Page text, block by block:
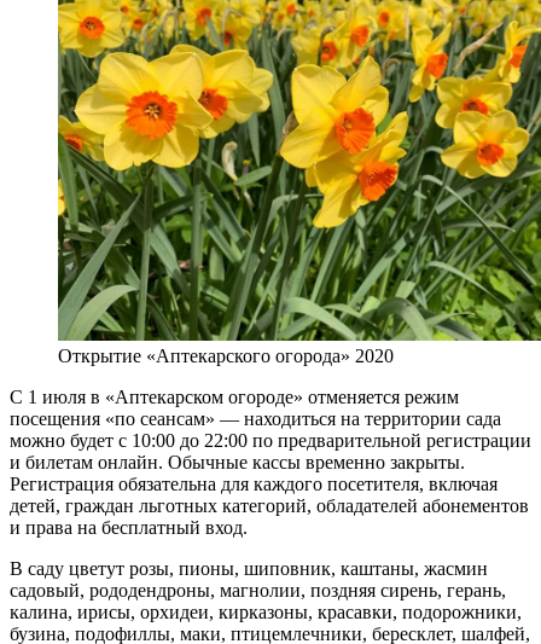
Открытие «Аптекарского огорода» 2020
С 1 июля в «Аптекарском огороде» отменяется режим
посещения «по сеансам» — находиться на территории сада
можно будет с 10:00 до 22:00 по предварительной регистрации
и билетам онлайн. Обычные кассы временно закрыты.
Регистрация обязательна для каждого посетителя, включая
детей, граждан льготных категорий, обладателей абонементов
и права на бесплатный вход.
В саду цветут розы, пионы, шиповник, каштаны, жасмин
садовый, рододендроны, магнолии, поздняя сирень, герань,
калина, ирисы, орхидеи, кирказоны, красавки, подорожники,
бузина, подофиллы, маки, птицемлечники, бересклет, шалфей,